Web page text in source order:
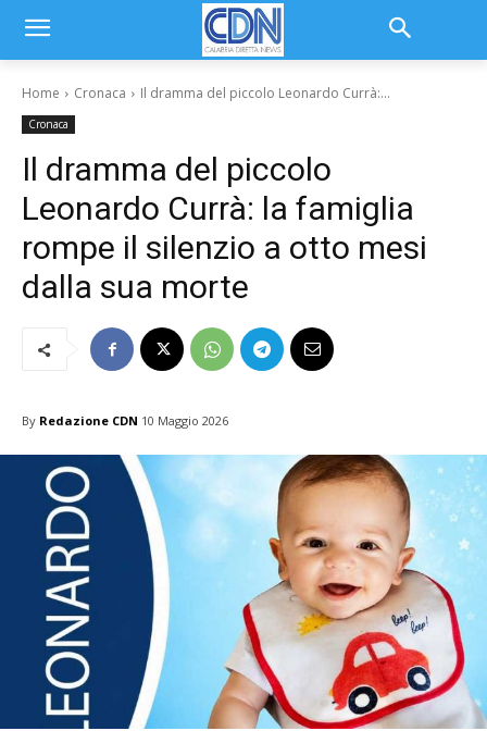
Home Cronaca Il dramma del piccolo Leonardo Currà:...
Cronaca
Il dramma del piccolo
Leonardo Currà: la famiglia
rompe il silenzio a otto mesi
dalla sua morte
By Redazione CDN 10 Maggio 2026